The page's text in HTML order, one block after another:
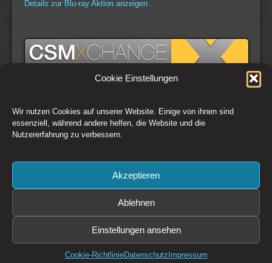
Cookie Einstellungen
Wir nutzen Cookies auf unserer Website. Einige von ihnen sind
essenziell, während andere helfen, die Website und die
Nutzererfahrung zu verbessern.
Akzeptieren
Ablehnen
Einstellungen ansehen
Cookie-RichtlinieDatenschutz Impressum
Details zur Blu-ray Aktion anzeigen…
Switch to Desktop Version
Copyright © 1993-2026 CSM Production GmbH Österreich - Creative
Solutions + Media
Preise zzgl. 20% MwSt. Irrtümer und Änderungen vorbehalten. Es gelten
der CSM Production GmbH
Bildrechte: CSM Production GmbH, Fotolia / Adobe Stock, sofern nicht
anders angegeben.
Diese Website ist durch reCAPTCHA geschützt und es gelten die
DatenschutzbestimmungenundNutzungsbedingungenvon Google.